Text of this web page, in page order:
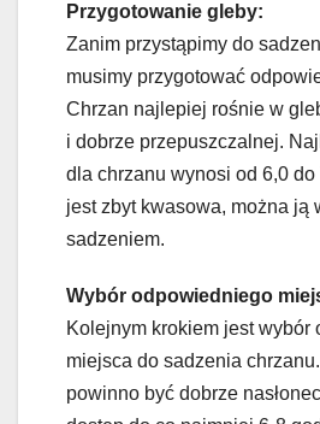
Przygotowanie gleby:
Zanim przystąpimy do
musimy przygotować
Chrzan najlepiej rośnie w
i dobrze przepuszczalnej.
dla chrzanu wynosi od 6,0
jest zbyt kwasowa, można ją
sadzeniem.
Wybór odpowiedniego
Kolejnym krokiem jest wybór
miejsca do sadzenia
powinno być dobrze